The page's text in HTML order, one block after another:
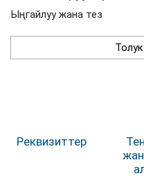
Ыңгайлуу жана тез
Реквизиттер